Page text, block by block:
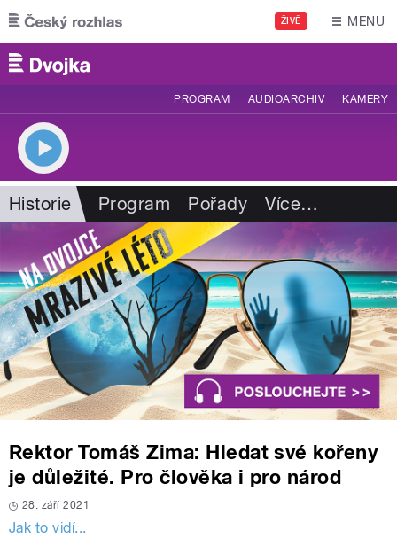
Přejít k hlavnímu obsahu
ŽIVĚ MENU
PROGRAM AUDIOARCHIV KAMERY
Historie Program Pořady Více…
Rektor Tomáš Zima: Hledat své kořeny
je důležité. Pro člověka i pro národ
28. září 2021
Jak to vidí...